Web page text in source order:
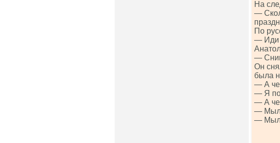
На
—
По
— Иди
—
Он
была
— А
— Я
— А
—
—